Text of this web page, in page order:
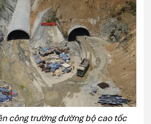
công trường đường bộ cao tốc